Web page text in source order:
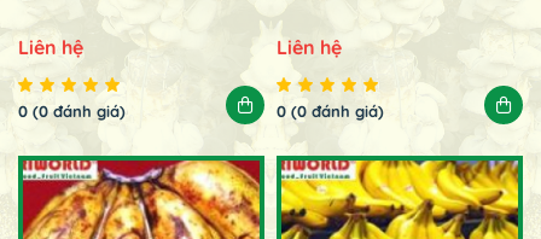
Liên hệ
0 (0 đánh giá)
Liên hệ
0 (0 đánh giá)